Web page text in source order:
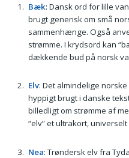
Bæk: Dansk ord for lille
brugt generisk om små
sammenhænge. Også
strømme. I krydsord kan
dækkende bud på norsk
Elv: Det almindelige
hyppigt brugt i danske
billedligt om strømme af
“elv” et ultrakort,
Nea: Trøndersk elv fra